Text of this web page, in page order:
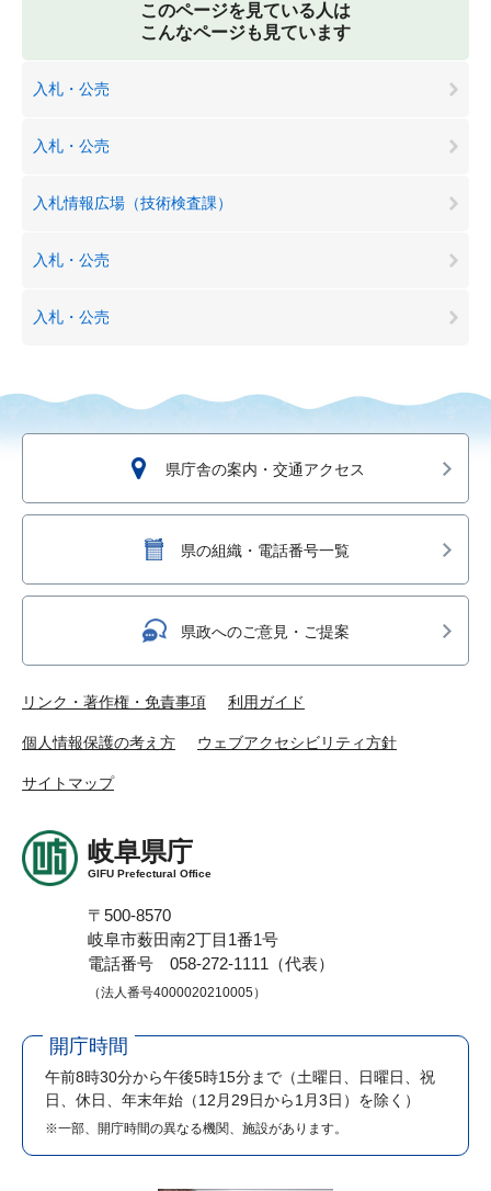
このページを見ている人は
こんなページも見ています
入札・公売
入札・公売
入札情報広場（技術検査課）
入札・公売
入札・公売
県庁舎の案内・交通アクセス
県の組織・電話番号一覧
県政へのご意見・ご提案
リンク・著作権・免責事項 利用ガイド
個人情報保護の考え方 ウェブアクセシビリティ方針
サイトマップ
岐阜県庁
GIFU Prefectural Office
〒500-8570
岐阜市薮田南2丁目1番1号
電話番号 058-272-1111（代表）
（法人番号4000020210005）
開庁時間
午前8時30分から午後5時15分まで （土曜日、日曜日、祝
日、休日、年末年始（12月29日から1月3日）を除く）
※一部、開庁時間の異なる機関、施設があります。